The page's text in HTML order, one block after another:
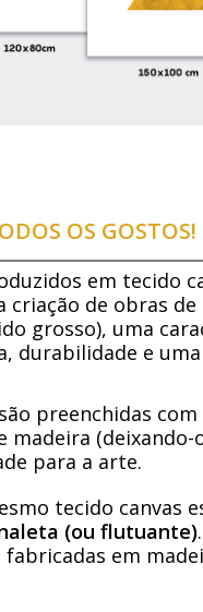
OS GOSTOS!
em tecido
de obras
grosso), uma
durabilidade e
preenchidas
madeira
para a arte.
tecido canvas
(ou flutuante)
em